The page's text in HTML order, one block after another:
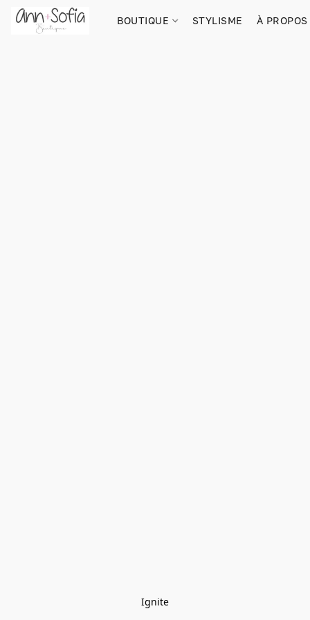
BOUTIQUE STYLISME À
Ignite